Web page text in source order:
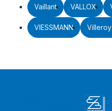
Vaillant VALLOX
VIESSMANN